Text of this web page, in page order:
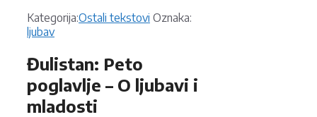
Kategorija:Kategorije
Ostali tekstovi Oznaka:
ljubav
Đulistan: Peto
poglavlje – O ljubavi i
mladosti